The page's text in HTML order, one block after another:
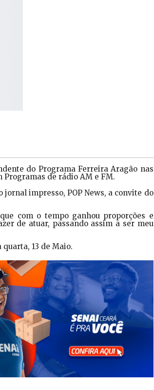
do Programa Ferreira Aragão nas
de rádio AM e FM.
impresso, POP News, a convite do
com o tempo ganhou proporções e
de atuar, passando assim a ser meu
13 de Maio.